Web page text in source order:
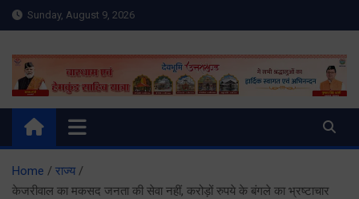
Skip
to
Sunday, August 9, 2026
Meru Raibar | Uttarakhand
News | Uttarkashi News
meruraibar.com
Home
राज्य
केजरीवाल का मकसद जनता की सेवा नहीं, करोड़ों रुपये के बंगले का भ्रष्टाचार